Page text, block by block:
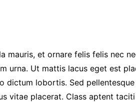
mauris, et ornare felis felis nec
urna. Ut mattis lacus eget est
dictum lobortis. Sed
vitae placerat. Class aptent